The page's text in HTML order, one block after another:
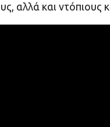
αλλά και ντόπιους